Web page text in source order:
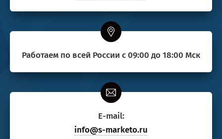
Работаем по всей России с 09:00 до 18:00 Мск
E-mail:
info@s-marketo.ru